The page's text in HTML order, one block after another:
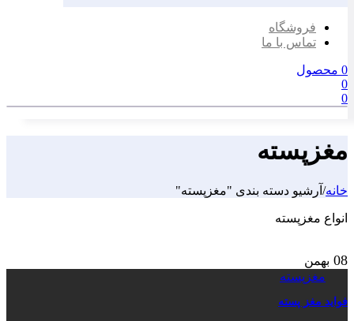
فروشگاه
تماس با ما
0 محصول
0
0
مغزپسته
خانه/ آرشیو دسته بندی "مغزپسته"
انواع مغزپسته
08 بهمن
مغزپسته
فواید مغز پسته